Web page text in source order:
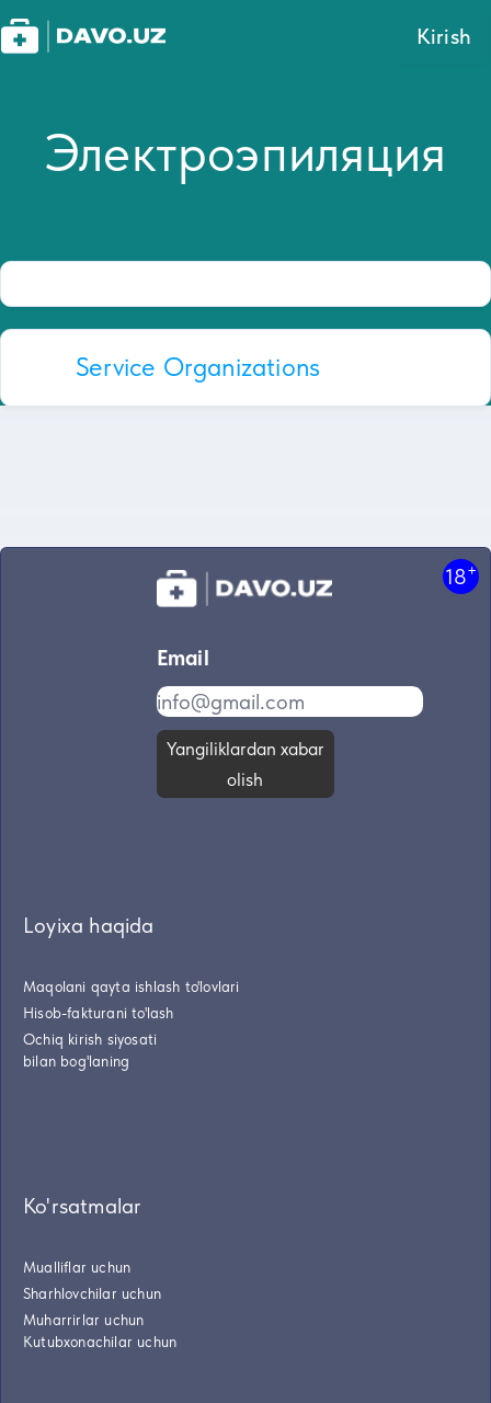
Kirish
Электроэпиляция
Service Organizations
18+
Email
Yangiliklardan xabar
olish
Loyixa haqida
Maqolani qayta ishlash to'lovlari
Hisob-fakturani to'lash
Ochiq kirish siyosati
bilan bog'laning
Ko'rsatmalar
Mualliflar uchun
Sharhlovchilar uchun
Muharrirlar uchun
Kutubxonachilar uchun